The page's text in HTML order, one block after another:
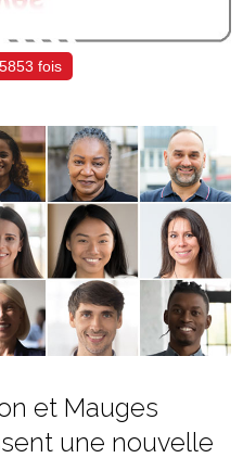
fois
et Mauges
une nouvelle